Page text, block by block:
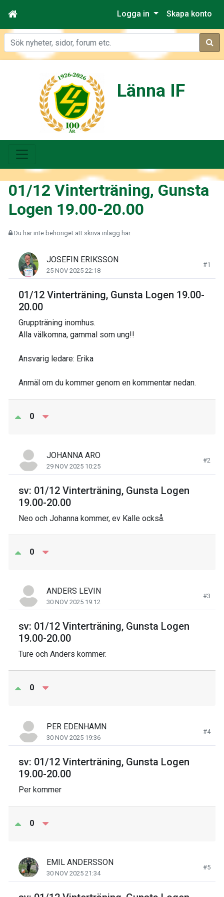
Logga in Skapa konto
Sök
Länna IF
01/12 Vinterträning, Gunsta
Logen 19.00-20.00
Du har inte behöriget att skriva inlägg här.
JOSEFIN ERIKSSON
25 NOV 2025 22:18
#1
01/12 Vinterträning, Gunsta Logen 19.00-
20.00
Gruppträning inomhus.
Alla välkomna, gammal som ung!!
Ansvarig ledare: Erika
Anmäl om du kommer genom en kommentar nedan.
0
JOHANNA ARO
29 NOV 2025 10:25
#2
sv: 01/12 Vinterträning, Gunsta Logen
19.00-20.00
Neo och Johanna kommer, ev Kalle också.
0
ANDERS LEVIN
30 NOV 2025 19:12
#3
sv: 01/12 Vinterträning, Gunsta Logen
19.00-20.00
Ture och Anders kommer.
0
PER EDENHAMN
30 NOV 2025 19:36
#4
sv: 01/12 Vinterträning, Gunsta Logen
19.00-20.00
Per kommer
0
EMIL ANDERSSON
30 NOV 2025 21:34
#5